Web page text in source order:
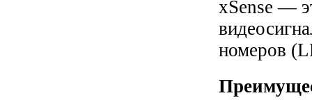
xSense —
номеров